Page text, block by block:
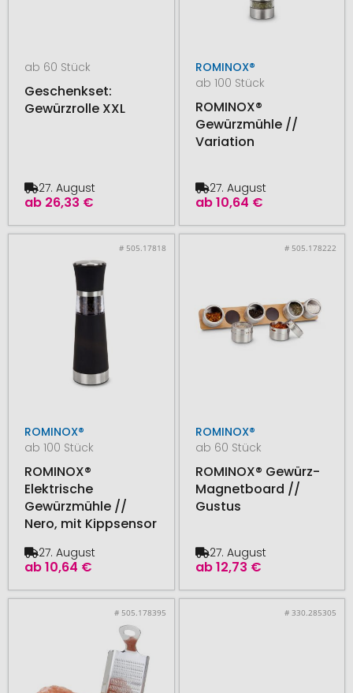
ab 60 Stück
Geschenkset:
Gewürzrolle XXL
ab 26,33 €
27. August
ROMINOX®
ab 100 Stück
ROMINOX®
Gewürzmühle //
Variation
ab10,64 €
27. August
# 505.17818
ROMINOX®
ab 100 Stück
ROMINOX®
Elektrische
Gewürzmühle //
Nero, mit Kippsensor
ab10,64 €
27. August
# 505.178222
ROMINOX®
ab 60 Stück
ROMINOX® Gewürz-
Magnetboard //
Gustus
ab12,73 €
27. August
# 505.178395 # 330.285305